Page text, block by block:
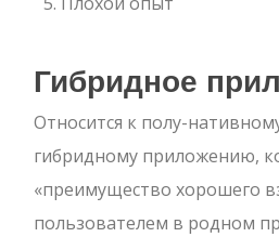
Гибридное
Относится к полу-
гибридному приложению,
«преимущество хорошего
пользователем в родном